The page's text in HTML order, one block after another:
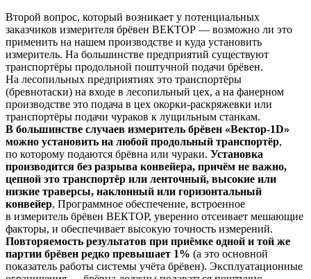
Второй вопрос, который возникает у потенциальных
заказчиков измерителя брёвен ВЕКТОР — возможно ли это
применить на нашем производстве и куда установить
измеритель. На большинстве предприятий существуют
транспортёры продольной поштучной подачи брёвен.
На лесопильных предприятиях это транспортёры
(бревнотаски) на входе в лесопильный цех, а на фанерном
производстве это подача в цех окорки-раскряжевки или
транспортёры подачи чураков к лущильным станкам.
В большинстве случаев измеритель брёвен «Вектор-1D»
можно установить на любой продольный транспортёр,
по которому подаются брёвна или чураки. Установка
производится без разрыва конвейера, причём не важно,
цепной это транспортёр или ленточный, высокие или
низкие траверсы, наклонный или горизонтальный
конвейер, Программное обеспечение, встроенное
в измеритель брёвен ВЕКТОР, уверенно отсеивает мешающие
факторы, и обеспечивает высокую точность измерений.
Повторяемость результатов при приёмке одной и той же
партии брёвен редко превышает 1% (а это основной
показатель работы системы учёта брёвен). Эксплуатационные